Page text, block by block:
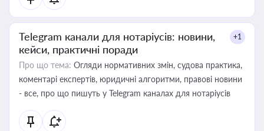
Telegram канали для нотаріусів: новини,
кейси, практичні поради
+1
Про що тема: Огляди нормативних змін, судова практика,
коментарі експертів, юридичні алгоритми, правові новини
- все, про що пишуть у Telegram каналах для нотаріусів